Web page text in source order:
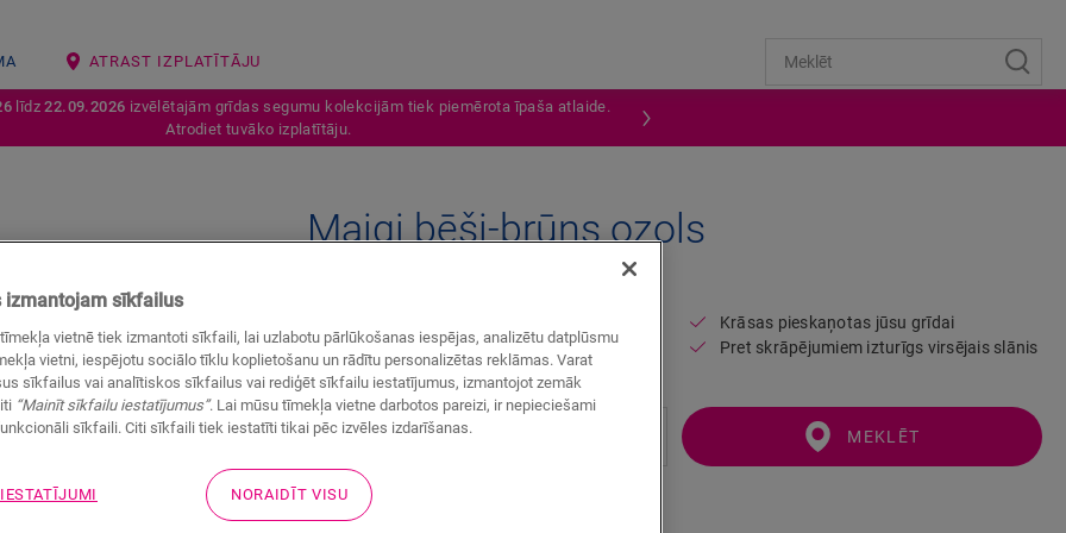
ATRAST IZPLATĪTĀJU
līdz22.09.2026 izvēlētajām grīdas segumu kolekcijām tiek piemērota īpaša atlaide.
Atrodiet tuvāko izplatītāju.
Maigi bēši-brūns ozols
QSSCOT03557
Jūsu lamināta grīdai
Krāsas pieskaņotas jūsu grīdai
Pret skrāpējumiem izturīgs virsējais slānis
MEKLĒT
izmantojam sīkfailus
vietnē tiek izmantoti sīkfaili, lai uzlabotu pārlūkošanas iespējas, analizētu datplūsmu
vietni, iespējotu sociālo tīklu koplietošanu un rādītu personalizētas reklāmas. Varat
sīkfailus vai analītiskos sīkfailus vai rediģēt sīkfailu iestatījumus, izmantojot zemāk
“Mainīt sīkfailu iestatījumus”. Lai mūsu tīmekļa vietne darbotos pareizi, ir nepieciešami
sīkfaili. Citi sīkfaili tiek iestatīti tikai pēc izvēles izdarīšanas.
NORAIDĪT VISU